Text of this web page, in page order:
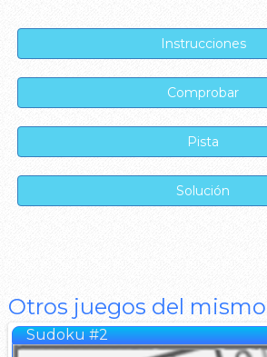
Otros juegos del
Sudoku #2